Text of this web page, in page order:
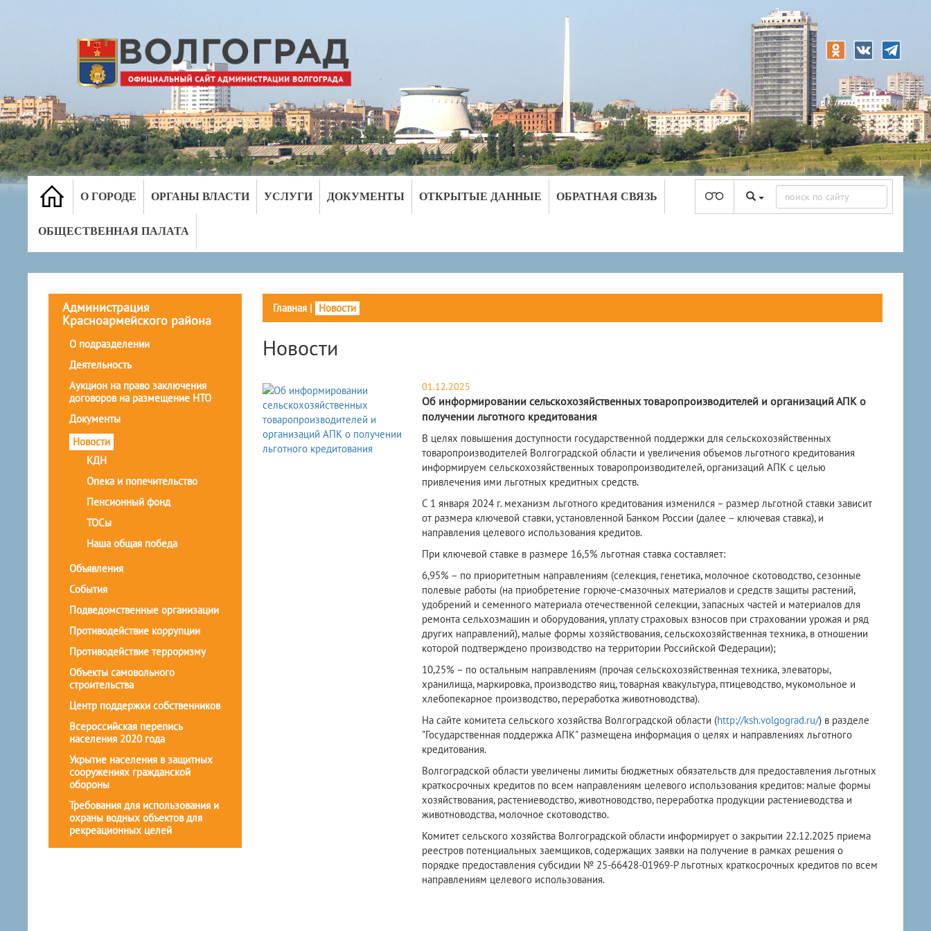
О ГОРОДЕ ОРГАНЫ ВЛАСТИ УСЛУГИ ДОКУМЕНТЫ ОТКРЫТЫЕ ДАННЫЕ ОБРАТНАЯ СВЯЗЬ
ОБЩЕСТВЕННАЯ ПАЛАТА
Администрация
Красноармейского района
О подразделении
Деятельность
Аукцион на право заключения
договоров на размещение НТО
Документы
Новости
КДН
Опека и попечительство
Пенсионный фонд
ТОСы
Наша общая победа
Объявления
События
Подведомственные организации
Противодействие коррупции
Противодействие терроризму
Объекты самовольного
строительства
Центр поддержки собственников
Всероссийская перепись
населения 2020 года
Укрытие населения в защитных
сооружениях гражданской
обороны
Требования для использования и
охраны водных объектов для
рекреационных целей
Главная| Новости
Новости
01.12.2025
Об информировании сельскохозяйственных товаропроизводителей и организаций АПК о
получении льготного кредитования
В целях повышения доступности государственной поддержки для сельскохозяйственных
товаропроизводителей Волгоградской области и увеличения объемов льготного кредитования
информируем сельскохозяйственных товаропроизводителей, организаций АПК с целью
привлечения ими льготных кредитных средств.
С 1 января 2024 г. механизм льготного кредитования изменился – размер льготной ставки зависит
от размера ключевой ставки, установленной Банком России (далее – ключевая ставка), и
направления целевого использования кредитов.
При ключевой ставке в размере 16,5% льготная ставка составляет:
6,95% – по приоритетным направлениям (селекция, генетика, молочное скотоводство, сезонные
полевые работы (на приобретение горюче-смазочных материалов и средств защиты растений,
удобрений и семенного материала отечественной селекции, запасных частей и материалов для
ремонта сельхозмашин и оборудования, уплату страховых взносов при страховании урожая и ряд
других направлений), малые формы хозяйствования, сельскохозяйственная техника, в отношении
которой подтверждено производство на территории Российской Федерации);
10,25% – по остальным направлениям (прочая сельскохозяйственная техника, элеваторы,
хранилища, маркировка, производство яиц, товарная квакультура, птицеводство, мукомольное и
хлебопекарное производство, переработка животноводства).
На сайте комитета сельского хозяйства Волгоградской области (http://ksh.volgograd.ru/) в разделе
"Государственная поддержка АПК" размещена информация о целях и направлениях льготного
кредитования.
Волгоградской области увеличены лимиты бюджетных обязательств для предоставления льготных
краткосрочных кредитов по всем направлениям целевого использования кредитов: малые формы
хозяйствования, растениеводство, животноводство, переработка продукции растениеводства и
животноводства, молочное скотоводство.
Комитет сельского хозяйства Волгоградской области информирует о закрытии 22.12.2025 приема
реестров потенциальных заемщиков, содержащих заявки на получение в рамках решения о
порядке предоставления субсидии № 25-66428-01969-Р льготных краткосрочных кредитов по всем
направлениям целевого использования.